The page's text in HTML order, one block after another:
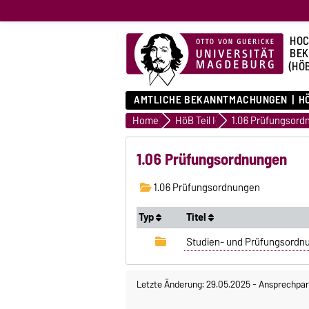
AMTLICHE BEKANNTMACHUNGEN
Home HöB Teil I 1.06
1.06 Prüfungsordnungen
1.06 Prüfungsordnungen
Typ
Titel
Studien- und
Letzte Änderung: 29.05.2025-